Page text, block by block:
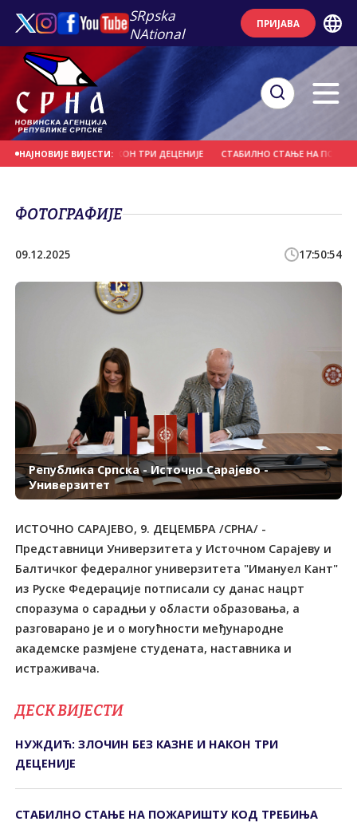
SRpska
NAtional
ПРИЈАВА
НАЈНОВИЈЕ ВИЈЕСТИ:
БЕЗ КАЗНЕ И НАКОН ТРИ ДЕЦЕНИЈЕ СТАБИЛНО СТАЊЕ НА
ФОТОГРАФИЈЕ
09.12.2025 17:50:54
Република Српска - Источно Сарајево -
Универзитет
ИСТОЧНО САРАЈЕВО, 9. ДЕЦЕМБРА /СРНА/ -
Представници Универзитета у Источном Сарајеву и
Балтичког федералног универзитета "Имануел Кант"
из Руске Федерације потписали су данас нацрт
споразума о сарадњи у области образовања, а
разговарано је и о могућности међународне
академске размјене студената, наставника и
истраживача.
ДЕСК ВИЈЕСТИ
НУЖДИЋ: ЗЛОЧИН БЕЗ КАЗНЕ И НАКОН ТРИ
ДЕЦЕНИЈЕ
СТАБИЛНО СТАЊЕ НА ПОЖАРИШТУ КОД ТРЕБИЊА